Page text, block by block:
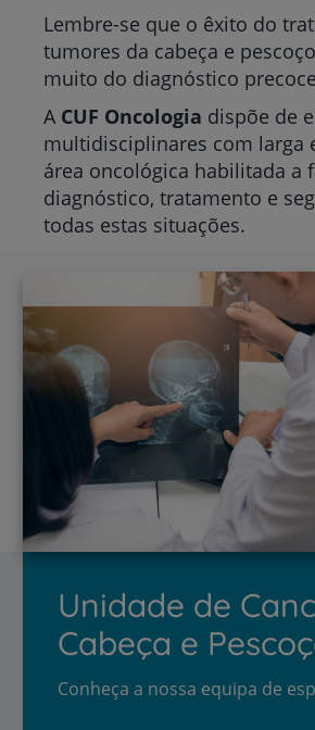
Lembre-se que o êxito do
tumores da cabeça e
muito do diagnóstico
A CUF Oncologia dispõe de
multidisciplinares com larga
área oncológica habilitada a
diagnóstico, tratamento e
todas estas situações.
Unidade de
Cabeça e
Conheça a nossa equipa de